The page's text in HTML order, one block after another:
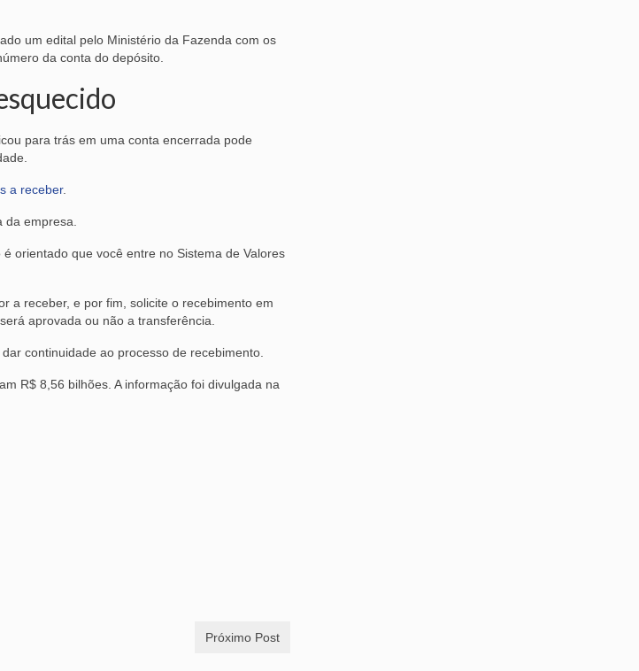
um edital pelo Ministério da Fazenda com os
da conta do depósito.
para trás em uma conta encerrada pode
a receber.
empresa.
orientado que você entre no Sistema de Valores
a receber, e por fim, solicite o recebimento em
aprovada ou não a transferência.
continuidade ao processo de recebimento.
R$ 8,56 bilhões. A informação foi divulgada na
Próximo Post